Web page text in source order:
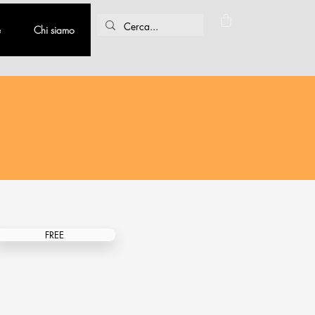
Chi siamo
FREE